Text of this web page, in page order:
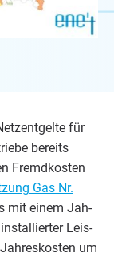
für
bereits
Fremd­kos­ten
Gas Nr.
mit einem Jah­
instal­lier­ter Leis­
um